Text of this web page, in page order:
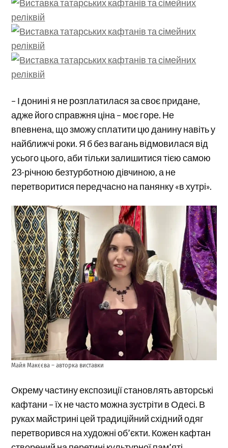
– І донині я не розплатилася за своє придане,
адже його справжня ціна – моє горе. Не
впевнена, що зможу сплатити цю данину навіть у
найближчі роки. Я б без вагань відмовилася від
усього цього, аби тільки залишитися тією самою
23-річною безтурботною дівчиною, а не
перетворитися передчасно на панянку «в хутрі».
Майя Макєєва – авторка виставки
Окрему частину експозиції становлять авторські
кафтани – їх не часто можна зустріти в Одесі. В
руках майстрині цей традиційний східний одяг
перетворився на художні об’єкти. Кожен кафтан